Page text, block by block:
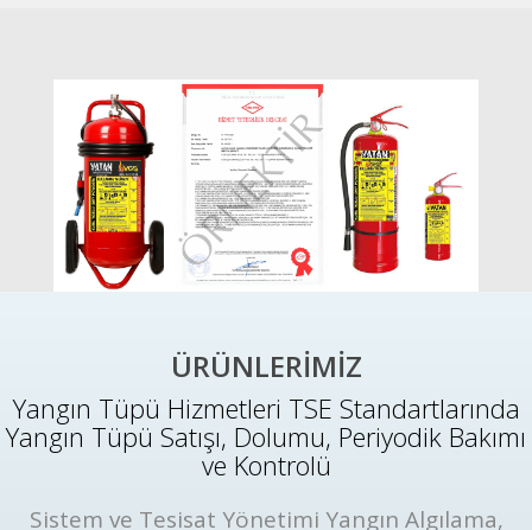
ÜRÜNLERİMİZ
Yangın Tüpü Hizmetleri TSE Standartlarında
Yangın Tüpü Satışı, Dolumu, Periyodik Bakımı
ve Kontrolü
Sistem ve Tesisat Yönetimi Yangın Algılama,